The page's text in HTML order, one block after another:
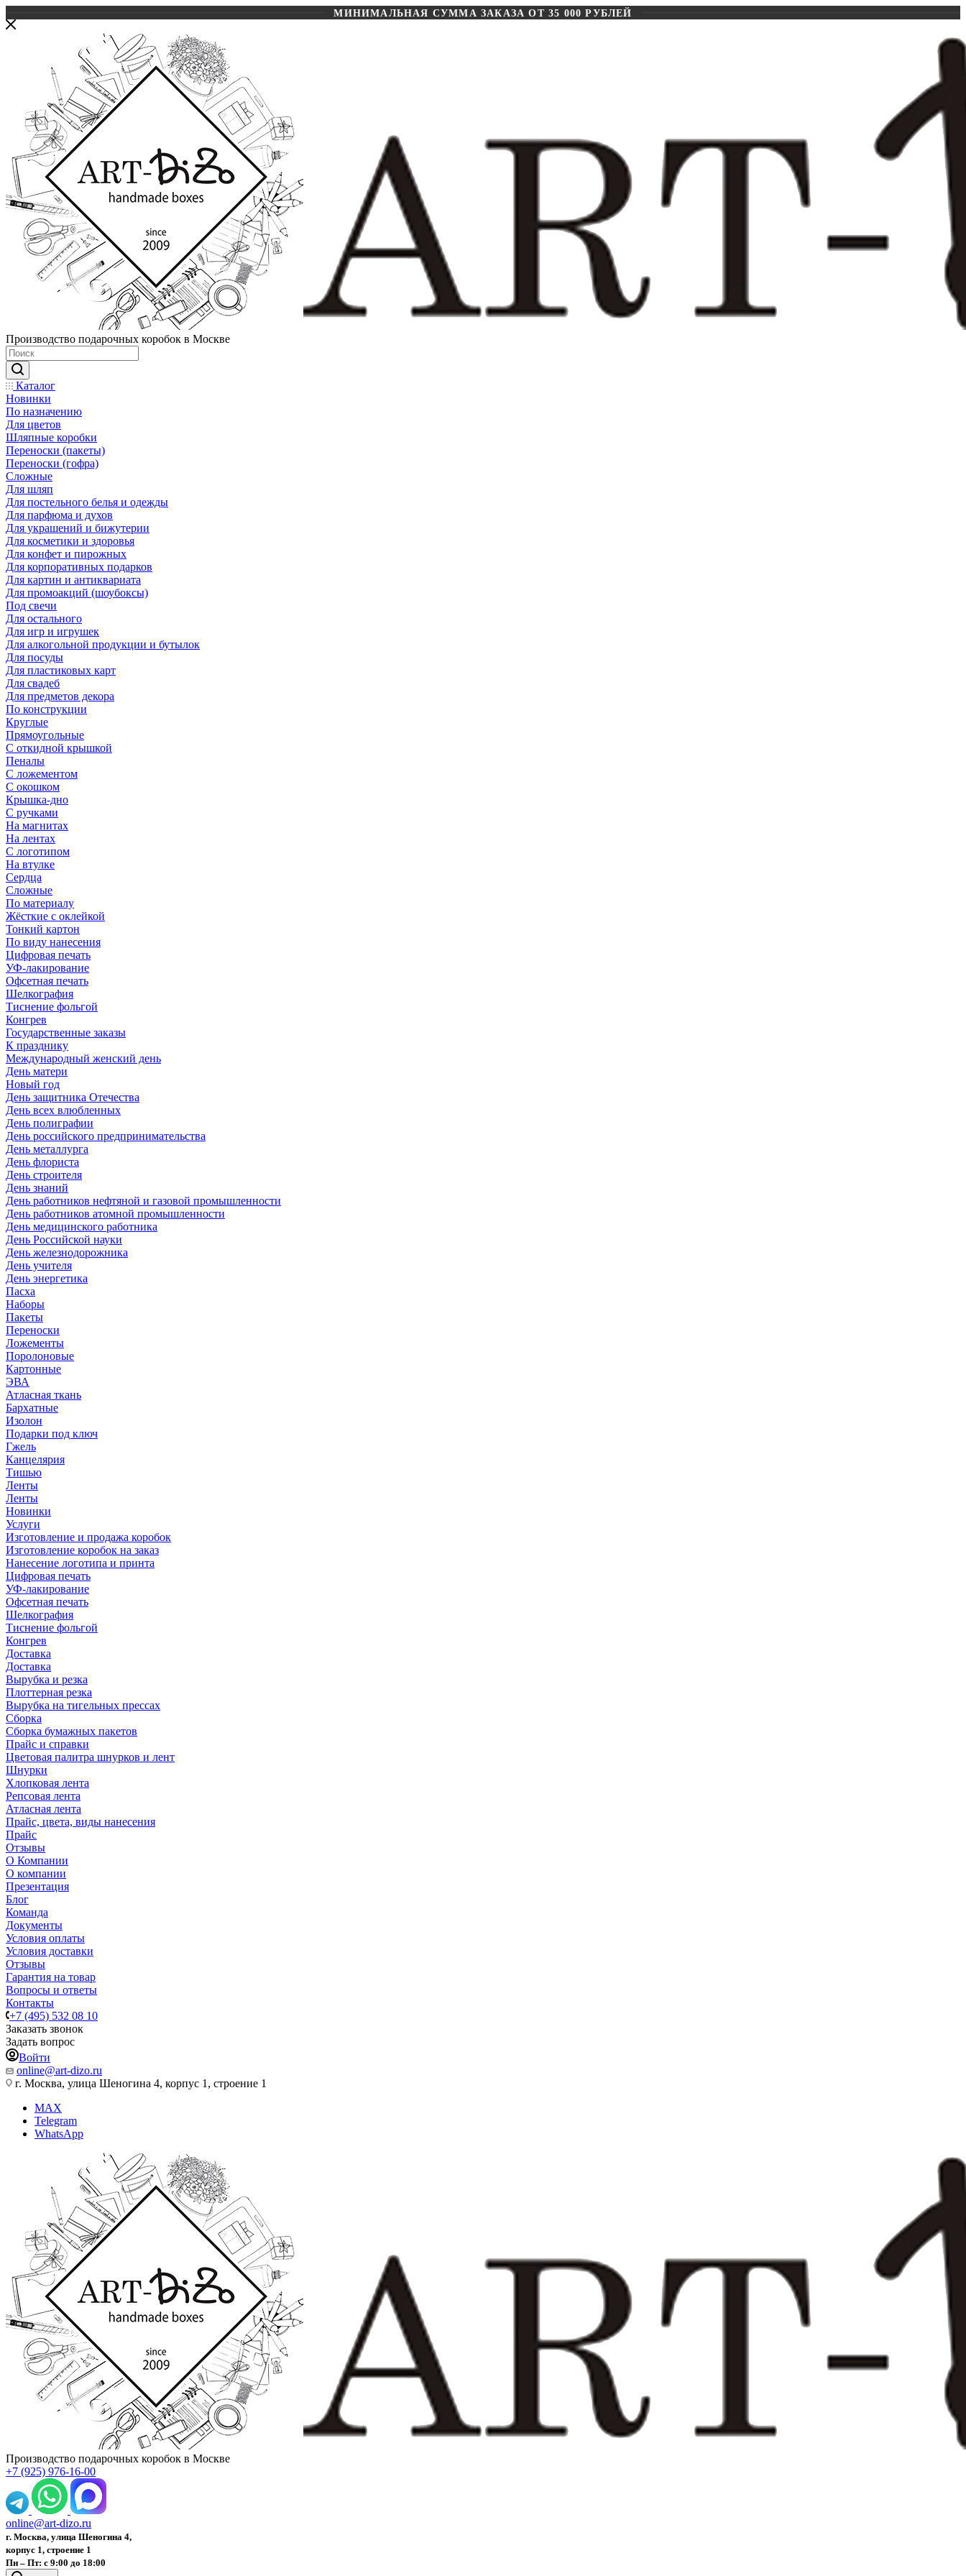
МИНИМАЛЬНАЯ СУММА ЗАКАЗА ОТ 35 000 РУБЛЕЙ
Производство подарочных коробок в Москве
Каталог
Новинки
По назначению
Для цветов
Шляпные коробки
Переноски (пакеты)
Переноски (гофра)
Сложные
Для шляп
Для постельного белья и одежды
Для парфюма и духов
Для украшений и бижутерии
Для косметики и здоровья
Для конфет и пирожных
Для корпоративных подарков
Для картин и антиквариата
Для промоакций (шоубоксы)
Под свечи
Для остального
Для игр и игрушек
Для алкогольной продукции и бутылок
Для посуды
Для пластиковых карт
Для свадеб
Для предметов декора
По конструкции
Круглые
Прямоугольные
С откидной крышкой
Пеналы
С ложементом
С окошком
Крышка-дно
С ручками
На магнитах
На лентах
С логотипом
На втулке
Сердца
Сложные
По материалу
Жёсткие с оклейкой
Тонкий картон
По виду нанесения
Цифровая печать
УФ-лакирование
Офсетная печать
Шелкография
Тиснение фольгой
Конгрев
Государственные заказы
К празднику
Международный женский день
День матери
Новый год
День защитника Отечества
День всех влюбленных
День полиграфии
День российского предпринимательства
День металлурга
День флориста
День строителя
День знаний
День работников нефтяной и газовой промышленности
День работников атомной промышленности
День медицинского работника
День Российской науки
День железнодорожника
День учителя
День энергетика
Пасха
Наборы
Пакеты
Переноски
Ложементы
Поролоновые
Картонные
ЭВА
Атласная ткань
Бархатные
Изолон
Подарки под ключ
Гжель
Канцелярия
Тишью
Ленты
Ленты
Новинки
Услуги
Изготовление и продажа коробок
Изготовление коробок на заказ
Нанесение логотипа и принта
Цифровая печать
УФ-лакирование
Офсетная печать
Шелкография
Тиснение фольгой
Конгрев
Доставка
Доставка
Вырубка и резка
Плоттерная резка
Вырубка на тигельных прессах
Сборка
Сборка бумажных пакетов
Прайс и справки
Цветовая палитра шнурков и лент
Шнурки
Хлопковая лента
Репсовая лента
Атласная лента
Прайс, цвета, виды нанесения
Прайс
Отзывы
О Компании
О компании
Презентация
Блог
Команда
Документы
Условия оплаты
Условия доставки
Отзывы
Гарантия на товар
Вопросы и ответы
Контакты
+7 (495) 532 08 10
Заказать звонок
Задать вопрос
Войти
online@art-dizo.ru
г. Москва, улица Шеногина 4, корпус 1, строение 1
MAX
Telegram
WhatsApp
Производство подарочных коробок в Москве
+7 (925) 976-16-00
online@art-dizo.ru
г. Москва, улица Шеногина 4,
корпус 1, строение 1
Пн – Пт: с 9:00 до 18:00